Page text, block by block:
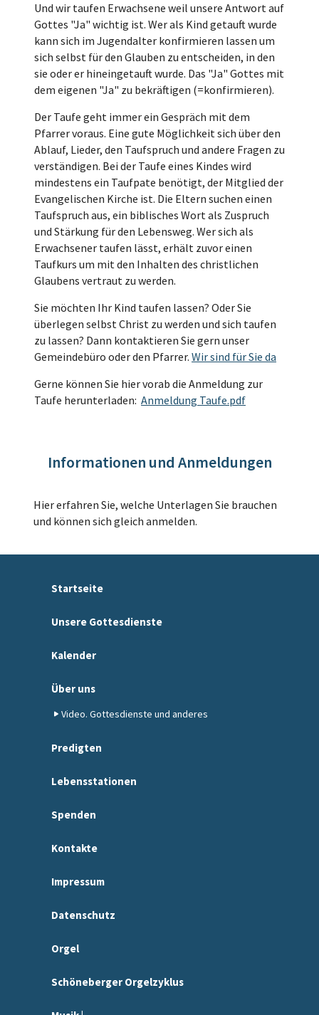
Und wir taufen Erwachsene weil unsere Antwort auf
Gottes "Ja" wichtig ist. Wer als Kind getauft wurde
kann sich im Jugendalter konfirmieren lassen um
sich selbst für den Glauben zu entscheiden, in den
sie oder er hineingetauft wurde. Das "Ja" Gottes mit
dem eigenen "Ja" zu bekräftigen (=konfirmieren).
Der Taufe geht immer ein Gespräch mit dem
Pfarrer voraus. Eine gute Möglichkeit sich über den
Ablauf, Lieder, den Taufspruch und andere Fragen zu
verständigen. Bei der Taufe eines Kindes wird
mindestens ein Taufpate benötigt, der Mitglied der
Evangelischen Kirche ist. Die Eltern suchen einen
Taufspruch aus, ein biblisches Wort als Zuspruch
und Stärkung für den Lebensweg. Wer sich als
Erwachsener taufen lässt, erhält zuvor einen
Taufkurs um mit den Inhalten des christlichen
Glaubens vertraut zu werden.
Sie möchten Ihr Kind taufen lassen? Oder Sie
überlegen selbst Christ zu werden und sich taufen
zu lassen? Dann kontaktieren Sie gern unser
Gemeindebüro oder den Pfarrer. Wir sind für Sie da
Gerne können Sie hier vorab die Anmeldung zur
Taufe herunterladen: Anmeldung Taufe.pdf
Informationen und Anmeldungen
Hier erfahren Sie, welche Unterlagen Sie brauchen
und können sich gleich anmelden.
Startseite
Unsere Gottesdienste
Kalender
Über uns
Video. Gottesdienste und anderes
Predigten
Lebensstationen
Spenden
Kontakte
Impressum
Datenschutz
Orgel
Schöneberger Orgelzyklus